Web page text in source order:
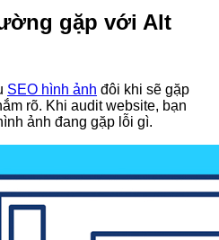
gặp với Alt
SEO hình ảnh đôi khi sẽ gặp
rõ. Khi audit website, bạn
ảnh đang gặp lỗi gì.